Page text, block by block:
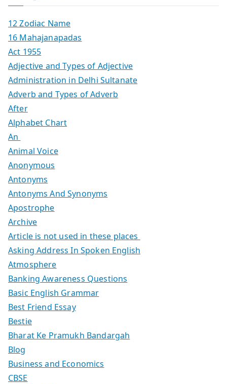
12 Zodiac Name
16 Mahajanapadas
Act 1955
Adjective and Types of Adjective
Administration in Delhi Sultanate
Adverb and Types of Adverb
After
Alphabet Chart
An
Animal Voice
Anonymous
Antonyms
Antonyms And Synonyms
Apostrophe
Archive
Article is not used in these places
Asking Address In Spoken English
Atmosphere
Banking Awareness Questions
Basic English Grammar
Best Friend Essay
Bestie
Bharat Ke Pramukh Bandargah
Blog
Business and Economics
CBSE